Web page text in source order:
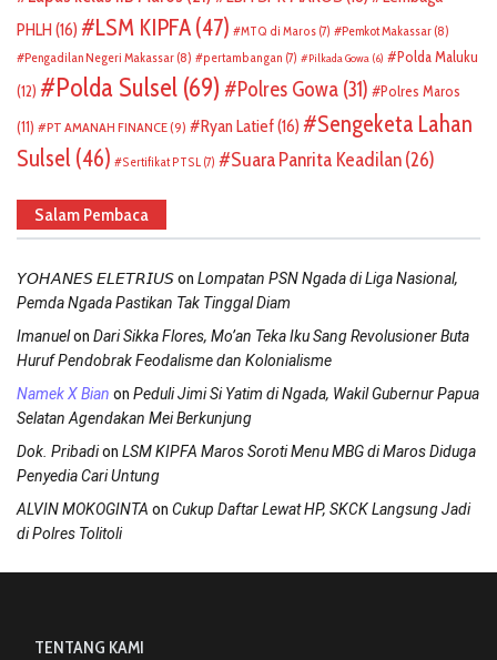
PHLH (16) LSM KIPFA (47) MTQ di Maros (7) Pemkot Makassar (8)
Pengadilan Negeri Makassar (8) pertambangan (7) Pilkada Gowa (6)
Polda Maluku
(12)
Polda Sulsel (69) Polres Gowa (31)
Polres Maros
(11)
PT AMANAH FINANCE(9) Ryan Latief(16)
Sengeketa Lahan
Sulsel (46) Sertifikat PTSL (7) Suara Panrita Keadilan(26)
Salam Pembaca
𝘠𝘖𝘏𝘈𝘕𝘌𝘚 𝘌𝘓𝘌𝘛𝘙𝘐𝘜𝘚on Lompatan PSN Ngada di Liga Nasional,
Pemda Ngada Pastikan Tak Tinggal Diam
Imanuelon Dari Sikka Flores, Mo’an Teka Iku Sang Revolusioner Buta
Huruf Pendobrak Feodalisme dan Kolonialisme
Namek X Bian on Peduli Jimi Si Yatim di Ngada, Wakil Gubernur Papua
Selatan Agendakan Mei Berkunjung
Dok. Pribadion LSM KIPFA Maros Soroti Menu MBG di Maros Diduga
Penyedia Cari Untung
ALVIN MOKOGINTA on Cukup Daftar Lewat HP, SKCK Langsung Jadi
di Polres Tolitoli
TENTANG KAMI